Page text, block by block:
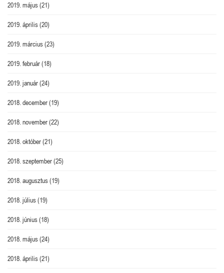
2019. május(21)
2019. április(20)
2019. március(23)
2019. február(18)
2019. január(24)
2018. december(19)
2018. november(22)
2018. október(21)
2018. szeptember(25)
2018. augusztus(19)
2018. július(19)
2018. június(18)
2018. május(24)
2018. április(21)